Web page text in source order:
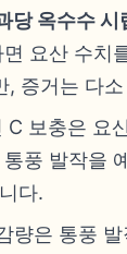
당 옥수수 시
요산 수치
, 증거는 다
C 보충은 요
풍 발작을
다.
량은 통풍